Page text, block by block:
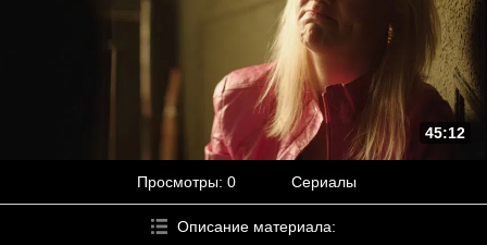
45:12
Просмотры: 0 Сериалы
Описание материала: